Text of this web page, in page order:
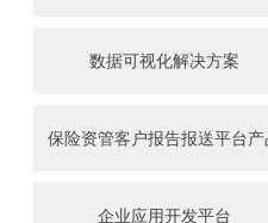
数据可视化解决方案
保险资管客户报告报送平台产
企业应用开发平台